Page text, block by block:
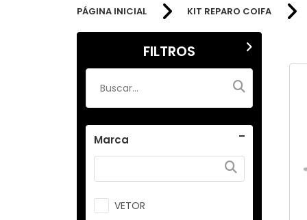
PÁGINA INICIAL KIT REPARO COIFA
FILTROS
Marca
VETOR